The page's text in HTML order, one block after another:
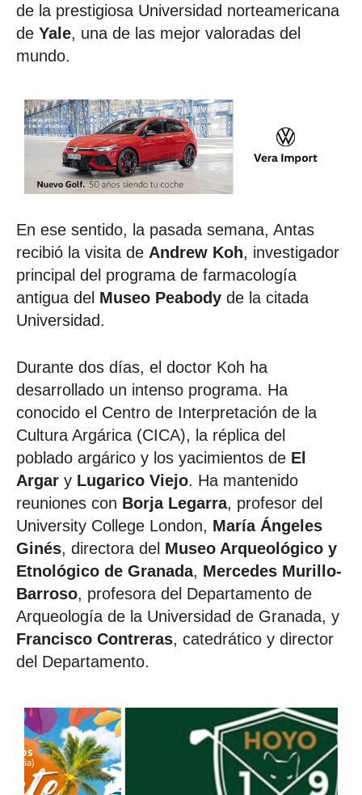
de la prestigiosa Universidad norteamericana
de Yale, una de las mejor valoradas del
mundo.
En ese sentido, la pasada semana, Antas
recibió la visita de Andrew Koh, investigador
principal del programa de farmacología
antigua del Museo Peabody de la citada
Universidad.
Durante dos días, el doctor Koh ha
desarrollado un intenso programa. Ha
conocido el Centro de Interpretación de la
Cultura Argárica (CICA), la réplica del
poblado argárico y los yacimientos de El
Argar y Lugarico Viejo. Ha mantenido
reuniones con Borja Legarra, profesor del
University College London, María Ángeles
Ginés, directora del Museo Arqueológico y
Etnológico de Granada, Mercedes Murillo-
Barroso, profesora del Departamento de
Arqueología de la Universidad de Granada, y
Francisco Contreras, catedrático y director
del Departamento.